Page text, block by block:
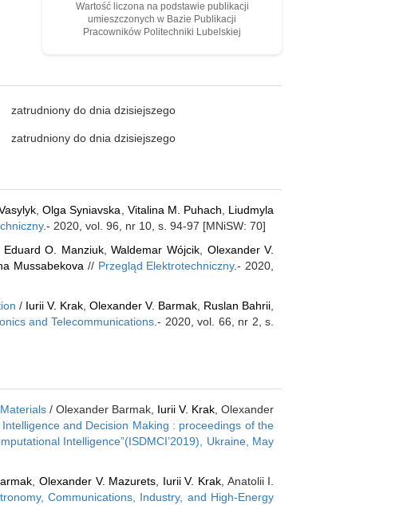
Wartość liczona na podstawie publikacji
umieszczonych w Bazie Publikacji
Pracowników Politechniki Lubelskiej
zatrudniony do dnia dzisiejszego
zatrudniony do dnia dzisiejszego
,Olga Syniavska Vitalina M. Puhach
Liudmyla
.- 2020, vol. 96, nr 10, s. 94-97 [MNiSW: 70]
Eduard O. Manziuk,Waldemar Wójcik
Olexander V.
Mussabekova // Przegląd Elektrotechniczny.- 2020,
/ Iurii V. Krak, Olexander V. Barmak, Ruslan Bahrii
and Telecommunications .- 2020, vol. 66, nr 2, s.
/ Olexander Barmak, Iurii V. Krak , Olexander
and Decision Making : proceedings of the
Intelligence”(ISDMCI’2019), Ukraine, May
,Olexander V. Mazurets Iurii V. Krak, Anatolii I.
Communications, Industry, and High-Energy